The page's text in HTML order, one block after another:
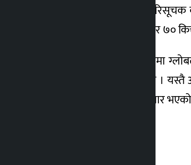
काठमाडौं । बिहिबार नेप्से
कम्पनीको ७२ लाख ५४ हजार ७०
यस्तै बिहिबारको सेयर बजारमा
प्रतिशत भन्दा धेरैले घटेको हो ।
रुपैयाँ बराबरको सेयर कारोबार